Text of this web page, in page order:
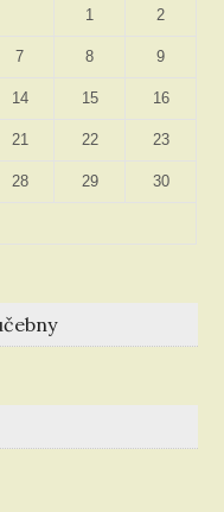
1 2
7 8 9
14 15 16
21 22 23
28 29 30